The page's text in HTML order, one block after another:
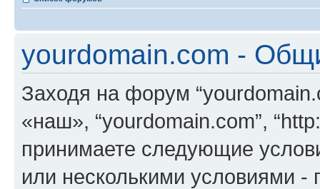
yourdomain.com -
Заходя на форум
«наш», “yourdomain.com”,
принимаете следующие
или несколькими условиями